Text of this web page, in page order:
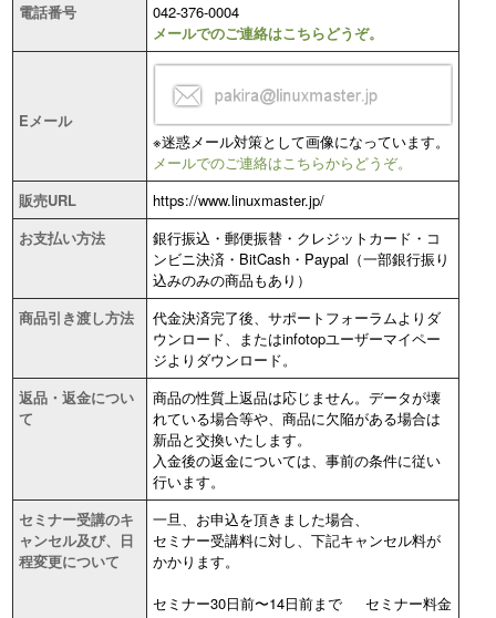
電話番号
042-376-0004
メールでのご連絡はこちらどうぞ。
Eメール
※迷惑メール対策として画像になっています。
メールでのご連絡はこちらからどうぞ。
販売URL
https://www.linuxmaster.jp/
お支払い方法
銀行振込・郵便振替・クレジットカード・コ
ンビニ決済・BitCash・Paypal（一部銀行振り
込みのみの商品もあり）
商品引き渡し方法
代金決済完了後、サポートフォーラムよりダ
ウンロード、またはinfotopユーザーマイペー
ジよりダウンロード。
返品・返金につい
て
商品の性質上返品は応じません。データが壊
れている場合等や、商品に欠陥がある場合は
新品と交換いたします。
入金後の返金については、事前の条件に従い
行います。
セミナー受講のキ
ャンセル及び、日
程変更について
一旦、お申込を頂きました場合、
セミナー受講料に対し、下記キャンセル料が
かかります。
セミナー30日前〜14日前まで セミナー料金